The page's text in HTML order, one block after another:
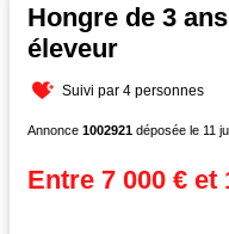
Hongre de 3
éleveur
Suivi par 4 personnes
Annonce 1002921 déposée le 11
Entre 7 000 € et